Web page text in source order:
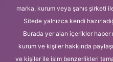
marka, kurum veya şahıs şirketi
Sitede yalnızca kendi
Burada yer alan içerikler haber
kurum ve kişiler hakkında
ve kişiler ile isim benzerlikleri